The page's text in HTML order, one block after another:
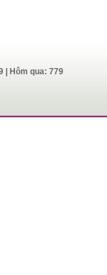
| Hôm qua: 779